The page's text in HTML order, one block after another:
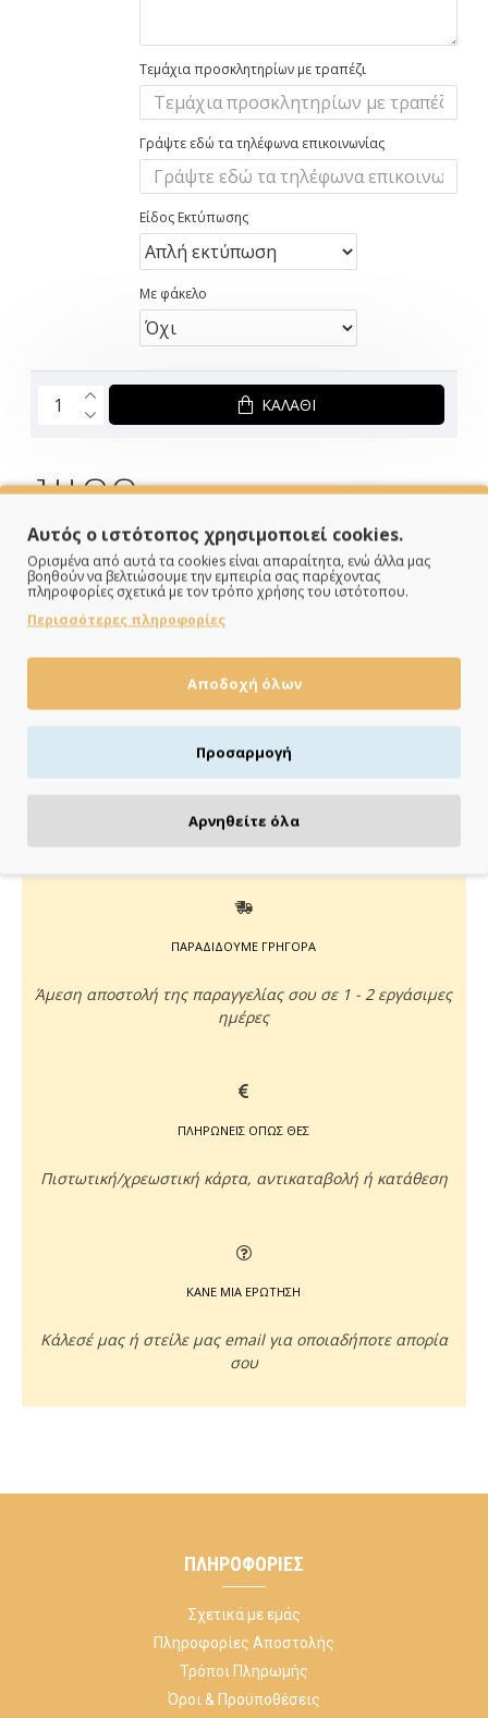
ΣΕ ΑΠΟΘΕΜΑ
Brand:Twenty2Τwins
Κωδικός:T2T24140
Διαστάσεις:
15.00cm x 22.00cm x 0.20cm
1.40€
Τεμάχια προσκλητηρίων με τραπέζι
Γράψτε εδώ τα τηλέφωνα επικοινωνίας
Είδος Εκτύπωσης
Με φάκελο
ΚΑΛΆΘΙ
Κάνε τις αγορές σου εύκολα & γρήγορα με
έως 3 άτοκες δόσεις χωρίς πιστωτική κάρτα!
Aποστολή & παραλαβή εντός 48 ωρών με Box
με Box Now στην Πόρτα σου
ΠΑΡΑΔΙΔΟΥΜΕ ΓΡΗΓΟΡΑ
Άμεση αποστολή της παραγγελίας σου σε 1 - 2 εργάσιμες
ημέρες
ΠΛΗΡΩΝΕΙΣ ΟΠΩΣ ΘΕΣ
Πιστωτική/χρεωστική κάρτα, αντικαταβολή ή κατάθεση
ΚΑΝΕ ΜΙΑ ΕΡΩΤΗΣΗ
Κάλεσέ μας ή στείλε μας email για οποιαδήποτε απορία
σου
ΠΛΗΡΟΦΟΡΊΕΣ
Σχετικά με εμάς
Πληροφορίες Αποστολής
Τρόποι Πληρωμής
Όροι & Προϋποθέσεις
Αυτός ο ιστότοπος χρησιμοποιεί cookies.
Ορισμένα από αυτά τα cookies είναι απαραίτητα, ενώ άλλα μας
βοηθούν να βελτιώσουμε την εμπειρία σας παρέχοντας
πληροφορίες σχετικά με τον τρόπο χρήσης του ιστότοπου.
Περισσότερες πληροφορίες
Αποδοχή όλων
Προσαρμογή
Αρνηθείτε όλα